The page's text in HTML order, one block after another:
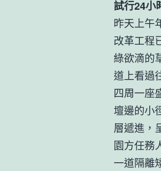
試行24小
昨天上午
改革工程
綠欲滴的
道上看過
四周一座
壇邊的小
層遞進，
園方任務
一道隔離